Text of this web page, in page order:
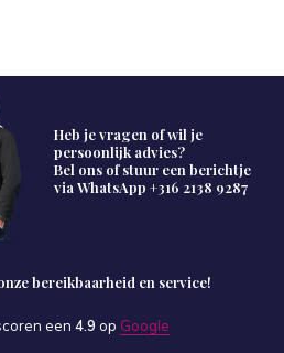
Heb je vragen of wil je
persoonlijk advies?
Bel ons of stuur een berichtje
via WhatsApp +316 2138 9287
bereikbaarheid en service!
een 4.9 op Google